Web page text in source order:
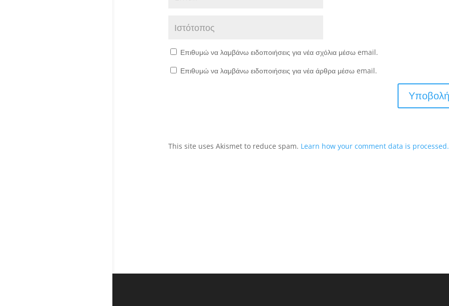
Επιθυμώ να λαμβάνω ειδοποιήσεις για νέα σχόλια μέσω email.
Επιθυμώ να λαμβάνω ειδοποιήσεις για νέα άρθρα μέσω email.
This site uses Akismet to reduce spam. Learn how your comment data is processed.